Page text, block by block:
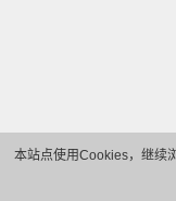
本站点使用Cookies，继续